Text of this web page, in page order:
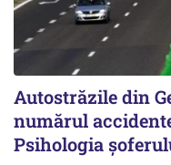
Autostrăzile din
numărul
Psihologia